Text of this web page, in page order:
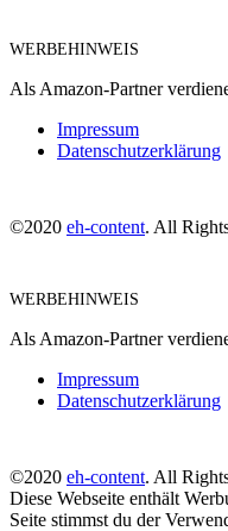
WERBEHINWEIS
Als Amazon-Partner
Impressum
Datenschutzerklärung
©2020 eh-content. All
WERBEHINWEIS
Als Amazon-Partner
Impressum
Datenschutzerklärung
©2020 eh-content. All
Diese Webseite enthält
Seite stimmst du der